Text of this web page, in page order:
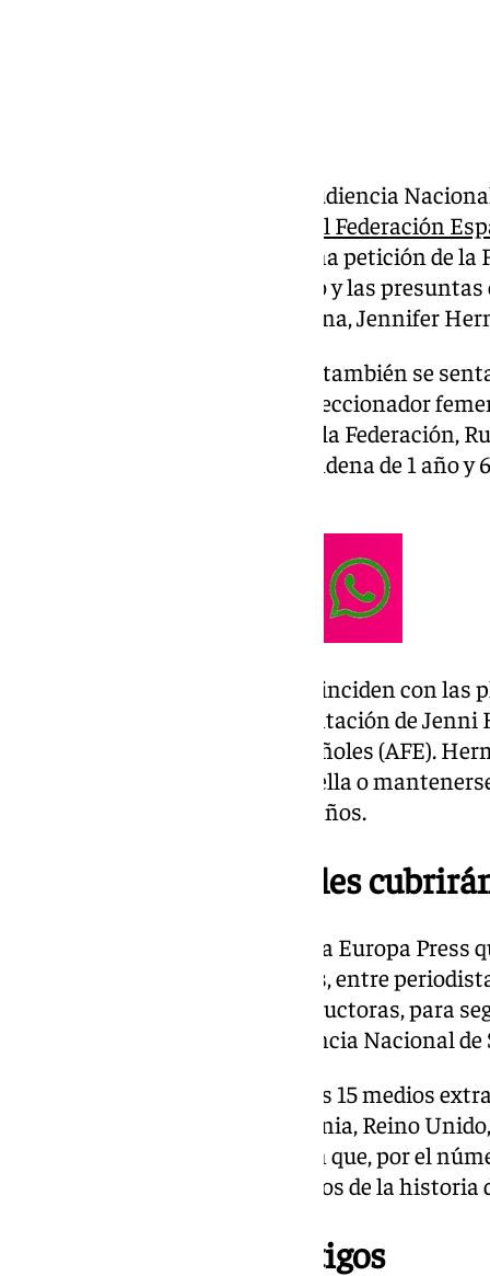
A partir de mañana, lunes, la Audiencia
contra el expresidente de la Real Federación
, quien se enfrenta a una petición de la
cárcel por el beso no consentido y las
jugadora de la Selección femenina, Jennifer
En el banquillo de los acusados también se
española, Albert Luque; el exseleccionador
exresponsable de Marketing de la Federación,
Ministerio Público pide una condena de 1 año y
Estas peticiones de condena coinciden con las
acusación tanto por la representación de
Asociación de Futbolistas Españoles (AFE).
prohíba a Rubiales acercarse a ella o
radio de 500 metros durante 4 años.
Medios internacionales
Fuentes jurídicas han indicado a Europa Press
de un centenar de profesionales, entre
medios de comunicación y productoras, para
celebrará en la sede de la Audiencia Nacional
Entre ellos, se cuentan al menos 15 medios
como Australia, Francia, Alemania, Reino
Colombia. Las fuentes destacan que, por el
uno de los juicios más mediáticos de la
Declaraciones de testigos